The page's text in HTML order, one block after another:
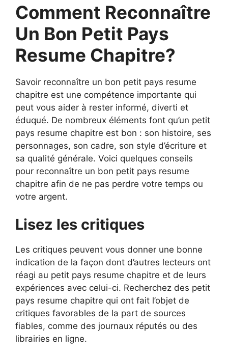
Comment Reconnaître
Un Bon Petit Pays
Resume Chapitre?
Savoir reconnaître un bon petit pays resume
chapitre est une compétence importante qui
peut vous aider à rester informé, diverti et
éduqué. De nombreux éléments font qu’un petit
pays resume chapitre est bon : son histoire, ses
personnages, son cadre, son style d’écriture et
sa qualité générale. Voici quelques conseils
pour reconnaître un bon petit pays resume
chapitre afin de ne pas perdre votre temps ou
votre argent.
Lisez les critiques
Les critiques peuvent vous donner une bonne
indication de la façon dont d’autres lecteurs ont
réagi au petit pays resume chapitre et de leurs
expériences avec celui-ci. Recherchez des petit
pays resume chapitre qui ont fait l’objet de
critiques favorables de la part de sources
fiables, comme des journaux réputés ou des
librairies en ligne.